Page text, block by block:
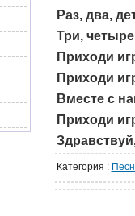
Раз, два,
Три,
Приходи
Приходи
Вместе с
Приходи
Категория :